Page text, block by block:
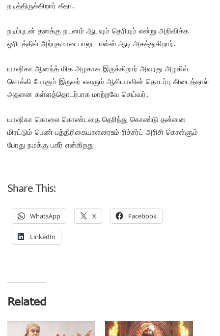
நடித்திருக்கிறார் கீதா.
நடிப்புடன் தனக்கு நடனம் ஆடவும் தெரியும் என்று அறிவிக்க
ஓரிடத்தில் அற்புதமான பாலு டான்ஸ் ஆடி அசத்துகிறார்.
யாஷிகா ஆனந்த் மிக அழகாக இருக்கிறார் அவரது அழகில்
சொக்கி போகும் இருவர் எவரும் ஆசியாவின் தொடர்பு கிடைத்தால்
அதனை கள்ளத்தொடர்பாக மாற்றவே செய்வர்.
யாஷிகா கொலை கொண்டதை தெரிந்து கொண்டு தன்னை
மிரட்டும் பெண் பத்திரிகையாளரைஉம் ரிச்சர்ட் அரிசி கொள்ளும்
போது நமக்கு பகீர் என்கிறது
Share This:
WhatsApp X Facebook
LinkedIn
Related